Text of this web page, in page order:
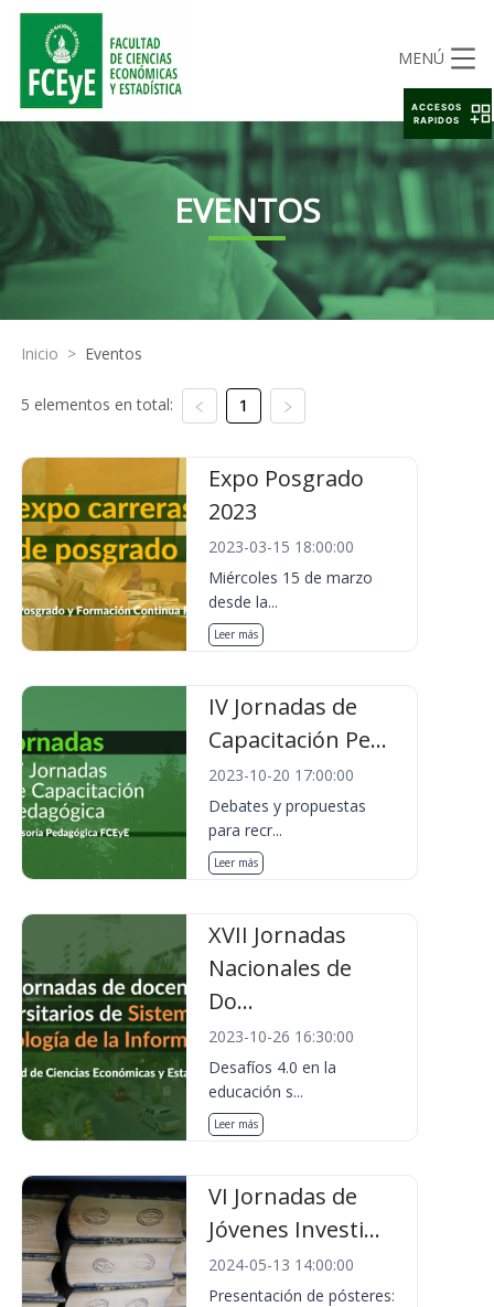
MENÚ
EVENTOS
Inicio > Eventos
5 elementos en total: 1
Expo Posgrado
2023
2023-03-15 18:00:00
Miércoles 15 de marzo
desde la...
Leer más
IV Jornadas de
Capacitación Pe...
2023-10-20 17:00:00
Debates y propuestas
para recr...
Leer más
XVII Jornadas
Nacionales de
Do...
2023-10-26 16:30:00
Desafíos 4.0 en la
educación s...
Leer más
VI Jornadas de
Jóvenes Investi...
2024-05-13 14:00:00
Presentación de pósteres:
ACCESOS
RAPIDOS